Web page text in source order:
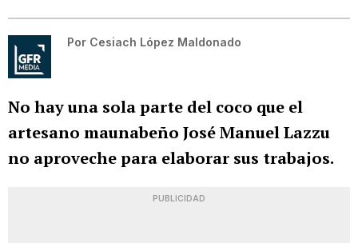
Por Cesiach López Maldonado
No hay una sola parte del coco que el
artesano maunabeño José Manuel Lazzu
no aproveche para elaborar sus trabajos.
PUBLICIDAD